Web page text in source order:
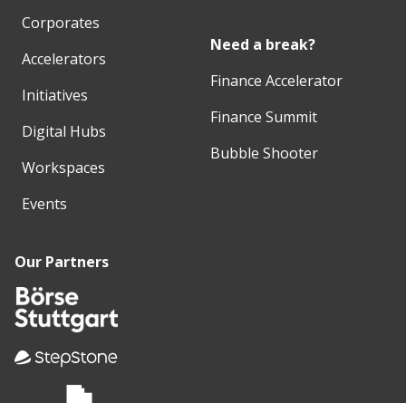
Corporates
Accelerators
Initiatives
Digital Hubs
Workspaces
Events
Need a break?
Finance Accelerator
Finance Summit
Bubble Shooter
Our Partners